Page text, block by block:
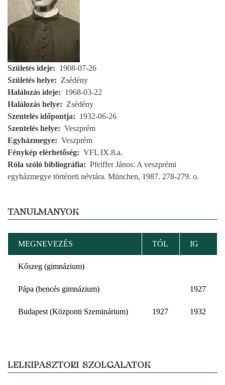
Születés ideje
1908-07-26
Születés helye
Zsédény
Halálozás ideje
1968-03-22
Halálozás helye
Zsédény
Szentelés időpontja
1932-06-26
Szentelés helye
Veszprém
Egyházmegye
Veszprém
Fénykép elérhetőség
VFL IX.8.a.
Róla szóló bibliográfia
Pfeiffer János: A veszprémi
egyházmegye történeti névtára. München, 1987. 278-279. o.
TANULMÁNYOK
MEGNEVEZÉS TÓL IG
Kőszeg (gimnázium)
Pápa (bencés gimnázium) 1927
Budapest (Központi Szeminárium) 1927 1932
LELKIPÁSZTORI SZOLGÁLATOK